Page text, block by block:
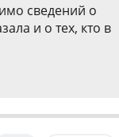
сведений о
и о тех, кто в